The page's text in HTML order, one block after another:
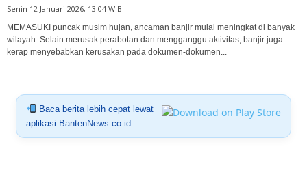
Senin 12 Januari 2026, 13:04 WIB
MEMASUKI puncak musim hujan, ancaman banjir mulai meningkat di banyak
wilayah. Selain merusak perabotan dan mengganggu aktivitas, banjir juga
kerap menyebabkan kerusakan pada dokumen-dokumen...
Baca berita lebih cepat lewat
aplikasi BantenNews.co.id